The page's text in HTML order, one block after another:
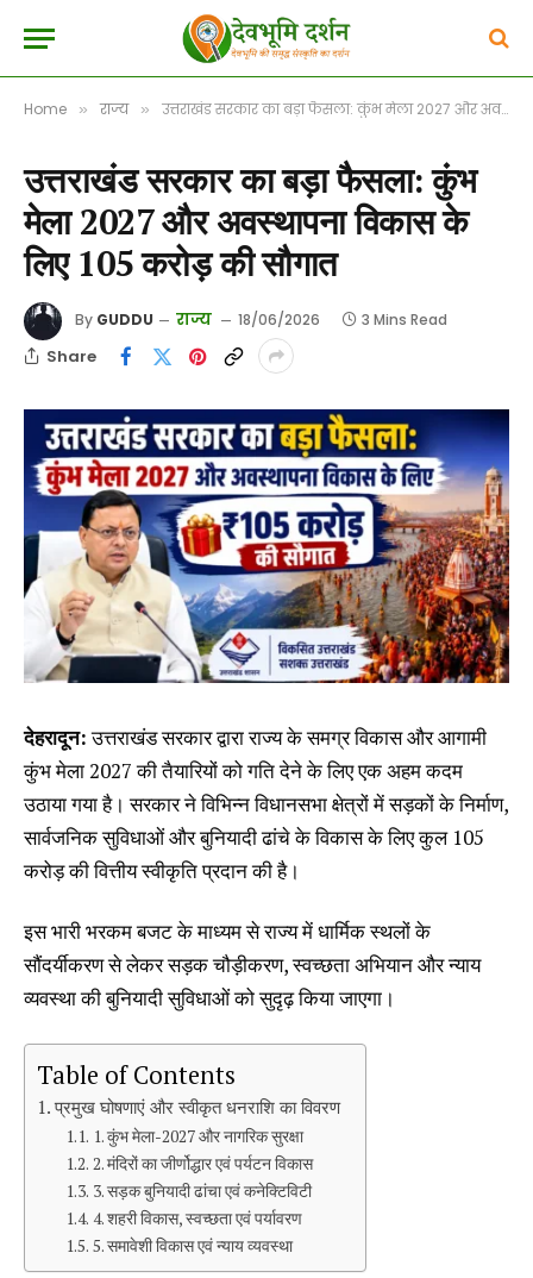
Home » राज्य » उत्तराखंड सरकार का बड़ा फैसला: कुंभ मेला 2027 और अवस्थापना विकास के लिए 105 करोड़ की सौगात
उत्तराखंड सरकार का बड़ा फैसला: कुंभ
मेला 2027 और अवस्थापना विकास के
लिए 105 करोड़ की सौगात
By GUDDU राज्य 18/06/2026 3 Mins Read
Share
देहरादून:उत्तराखंड सरकार द्वारा राज्य के समग्र विकास और आगामी
कुंभ मेला 2027 की तैयारियों को गति देने के लिए एक अहम कदम
उठाया गया है। सरकार ने विभिन्न विधानसभा क्षेत्रों में सड़कों के निर्माण,
सार्वजनिक सुविधाओं और बुनियादी ढांचे के विकास के लिए कुल ₹105
करोड़ की वित्तीय स्वीकृति प्रदान की है।
इस भारी भरकम बजट के माध्यम से राज्य में धार्मिक स्थलों के
सौंदर्यीकरण से लेकर सड़क चौड़ीकरण, स्वच्छता अभियान और न्याय
व्यवस्था की बुनियादी सुविधाओं को सुदृढ़ किया जाएगा।
Table of Contents
प्रमुख घोषणाएं और स्वीकृत धनराशि का विवरण
1. कुंभ मेला-2027 और नागरिक सुरक्षा
2. मंदिरों का जीर्णोद्धार एवं पर्यटन विकास
3. सड़क बुनियादी ढांचा एवं कनेक्टिविटी
4. शहरी विकास, स्वच्छता एवं पर्यावरण
5. समावेशी विकास एवं न्याय व्यवस्था